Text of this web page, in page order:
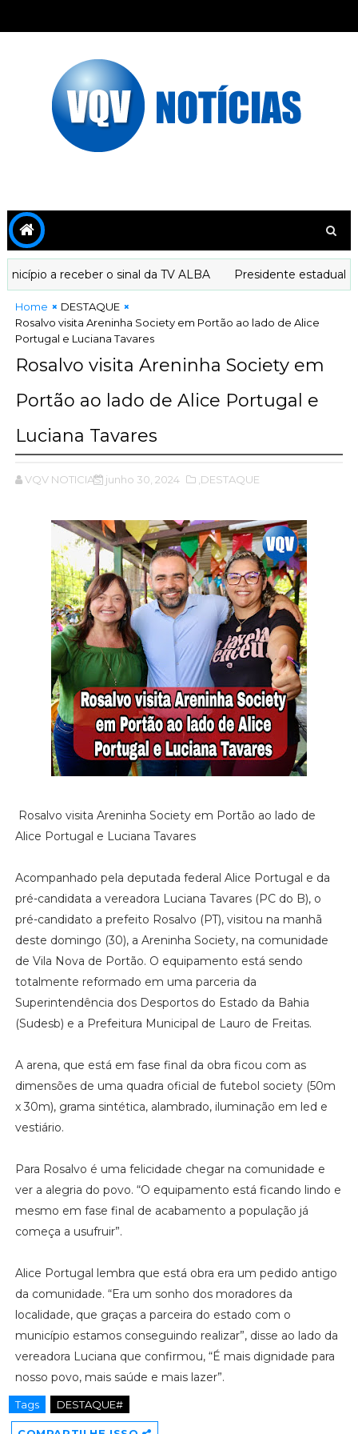
a receber o sinal da TV ALBA Presidente estadual do
Home
DESTAQUE
Rosalvo visita Areninha Society em Portão ao lado de Alice
Portugal e Luciana Tavares
Rosalvo visita Areninha Society em
Portão ao lado de Alice Portugal e
Luciana Tavares
VQV NOTICIAS junho 30, 2024 ,DESTAQUE
Rosalvo visita Areninha Society em Portão ao lado de
Alice Portugal e Luciana Tavares
Acompanhado pela deputada federal Alice Portugal e da
pré-candidata a vereadora Luciana Tavares (PC do B), o
pré-candidato a prefeito Rosalvo (PT), visitou na manhã
deste domingo (30), a Areninha Society, na comunidade
de Vila Nova de Portão. O equipamento está sendo
totalmente reformado em uma parceria da
Superintendência dos Desportos do Estado da Bahia
(Sudesb) e a Prefeitura Municipal de Lauro de Freitas.
A arena, que está em fase final da obra ficou com as
dimensões de uma quadra oficial de futebol society (50m
x 30m), grama sintética, alambrado, iluminação em led e
vestiário.
Para Rosalvo é uma felicidade chegar na comunidade e
ver a alegria do povo. “O equipamento está ficando lindo e
mesmo em fase final de acabamento a população já
começa a usufruir”.
Alice Portugal lembra que está obra era um pedido antigo
da comunidade. “Era um sonho dos moradores da
localidade, que graças a parceira do estado com o
município estamos conseguindo realizar”, disse ao lado da
vereadora Luciana que confirmou, “É mais dignidade para
nosso povo, mais saúde e mais lazer”.
Tags DESTAQUE#